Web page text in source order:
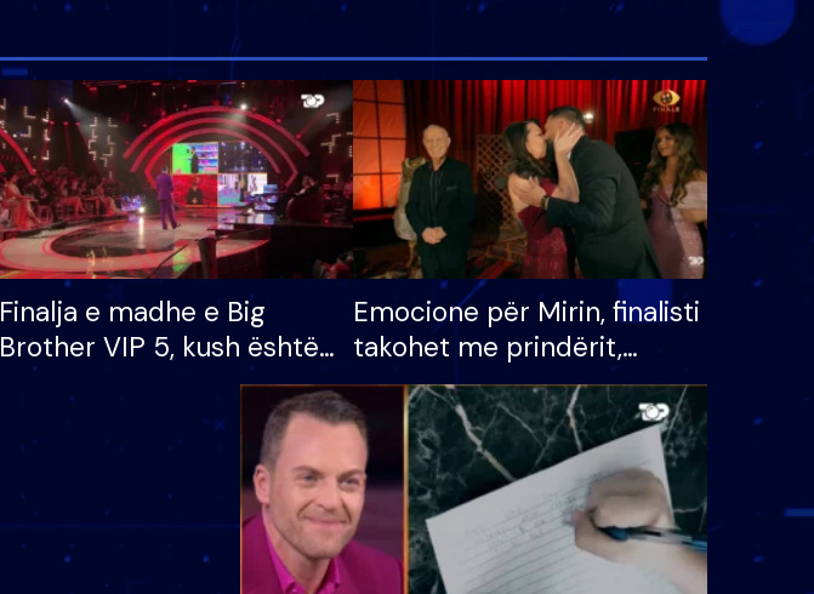
Finalja e madhe e Big
Brother VIP 5, kush është
banori i parë që lë shtëpinë
dhe humb mundësinë për
të fituar çmimin e madh
Emocione për Mirin, finalisti
takohet me prindërit,
vajzën dhe bashkëshorten:
S’kemi ndonjë letër divorci
apo jo?